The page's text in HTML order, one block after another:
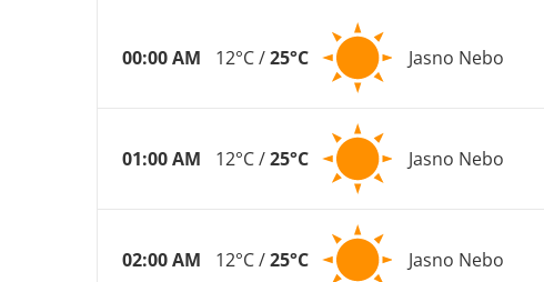
00:00 AM 12°C /25°C Jasno Nebo
01:00 AM 12°C /25°C Jasno Nebo
02:00 AM 12°C /25°C Jasno Nebo